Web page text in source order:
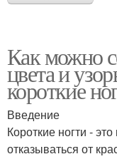
Как можно
цвета и
короткие
Введение
Короткие ногти -
отказываться от